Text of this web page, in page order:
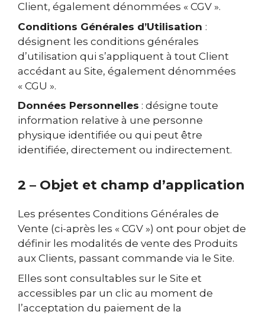
Client, également dénommées « CGV ».
Conditions Générales d’Utilisation :
désignent les conditions générales
d’utilisation qui s’appliquent à tout Client
accédant au Site, également dénommées
« CGU ».
Données Personnelles : désigne toute
information relative à une personne
physique identifiée ou qui peut être
identifiée, directement ou indirectement.
2 – Objet et champ d’application
Les présentes Conditions Générales de
Vente (ci-après les « CGV ») ont pour objet de
définir les modalités de vente des Produits
aux Clients, passant commande via le Site.
Elles sont consultables sur le Site et
accessibles par un clic au moment de
l’acceptation du paiement de la